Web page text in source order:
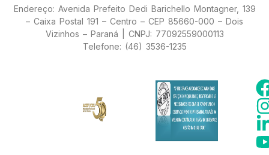
Endereço: Avenida Prefeito Dedi Barichello Montagner, 139
– Caixa Postal 191 – Centro – CEP 85660-000 – Dois
Vizinhos – Paraná | CNPJ: 77092559000113
Telefone: (46) 3536-1235